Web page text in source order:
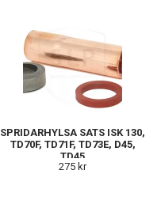
SPRIDARHYLSA SATS ISK 130,
TD70F, TD71F, TD73E, D45,
TD45
275 kr